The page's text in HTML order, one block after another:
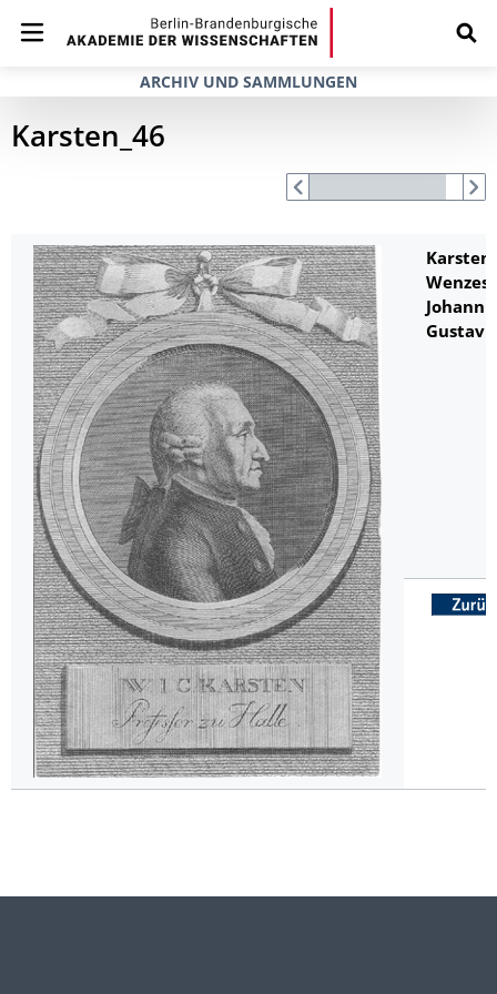
ARCHIV UND SAMMLUNGEN
Karsten_46
Karsten,
Johann
Gustav